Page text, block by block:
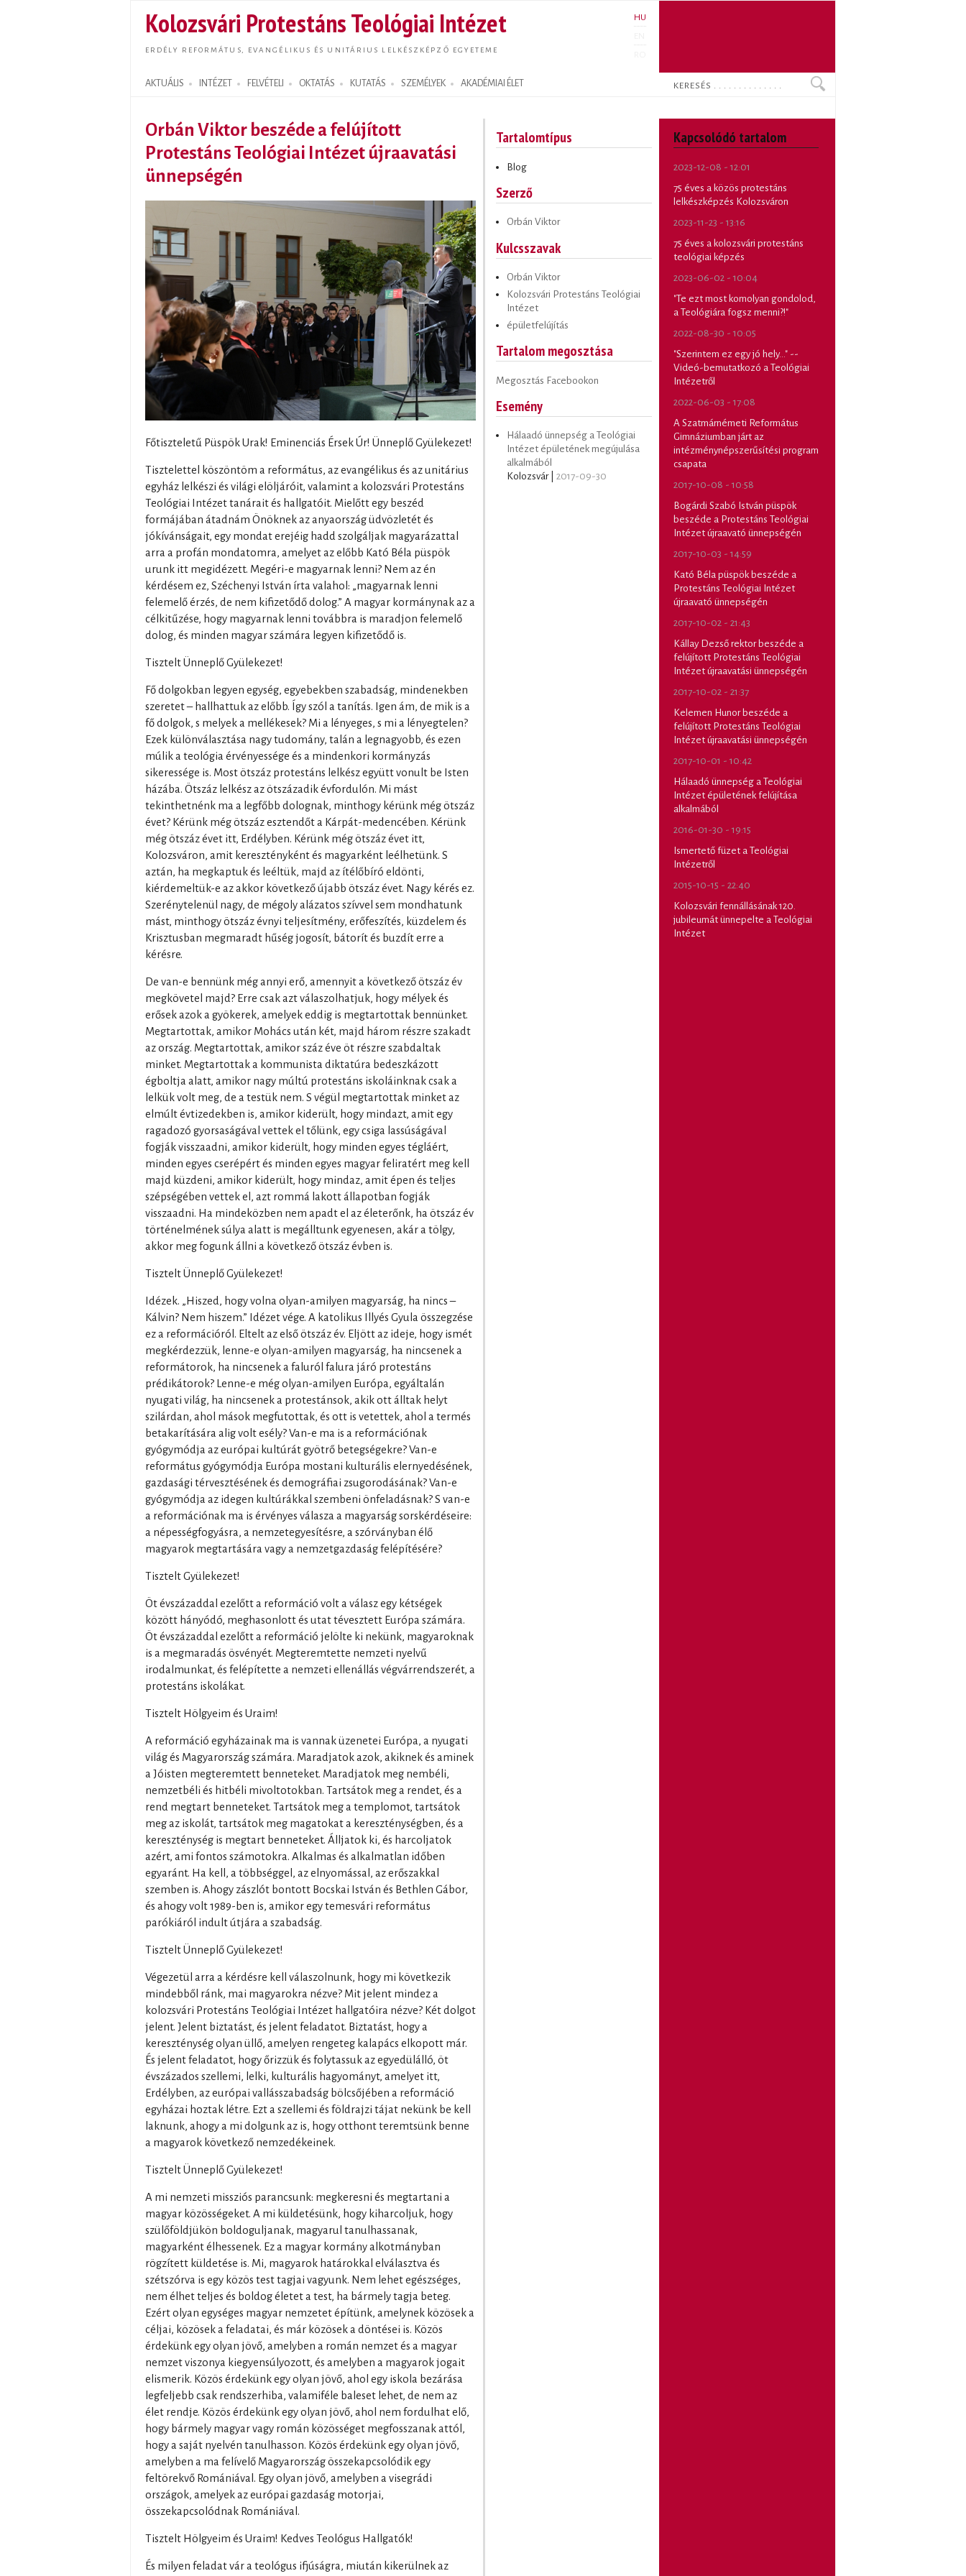
tartalomra
Kolozsvári Protestáns Teológiai Intézet
ERDÉLY REFORMÁTUS, EVANGÉLIKUS ÉS UNITÁRIUS LELKÉSZKÉPZŐ EGYETEME
HU
AKTUÁLIS INTÉZET FELVÉTELI OKTATÁS KUTATÁS SZEMÉLYEK AKADÉMIAI ÉLET
Search form
Keresés
Orbán Viktor beszéde a felújított
Protestáns Teológiai Intézet újraavatási
ünnepségén
Főtiszteletű Püspök Urak! Eminenciás Érsek Úr! Ünneplő Gyülekezet!
Tisztelettel köszöntöm a református, az evangélikus és az unitárius
egyház lelkészi és világi elöljáróit, valamint a kolozsvári Protestáns
Teológiai Intézet tanárait és hallgatóit. Mielőtt egy beszéd
formájában átadnám Önöknek az anyaország üdvözletét és
jókívánságait, egy mondat erejéig hadd szolgáljak magyarázattal
arra a profán mondatomra, amelyet az előbb Kató Béla püspök
urunk itt megidézett. Megéri-e magyarnak lenni? Nem az én
kérdésem ez, Széchenyi István írta valahol: „magyarnak lenni
felemelő érzés, de nem kifizetődő dolog.” A magyar kormánynak az a
célkitűzése, hogy magyarnak lenni továbbra is maradjon felemelő
dolog, és minden magyar számára legyen kifizetődő is.
Tisztelt Ünneplő Gyülekezet!
Fő dolgokban legyen egység, egyebekben szabadság, mindenekben
szeretet – hallhattuk az előbb. Így szól a tanítás. Igen ám, de mik is a
fő dolgok, s melyek a mellékesek? Mi a lényeges, s mi a lényegtelen?
Ezek különválasztása nagy tudomány, talán a legnagyobb, és ezen
múlik a teológia érvényessége és a mindenkori kormányzás
sikeressége is. Most ötszáz protestáns lelkész együtt vonult be Isten
házába. Ötszáz lelkész az ötszázadik évfordulón. Mi mást
tekinthetnénk ma a legfőbb dolognak, minthogy kérünk még ötszáz
évet? Kérünk még ötszáz esztendőt a Kárpát-medencében. Kérünk
még ötszáz évet itt, Erdélyben. Kérünk még ötszáz évet itt,
Kolozsváron, amit keresztényként és magyarként leélhetünk. S
aztán, ha megkaptuk és leéltük, majd az ítélőbíró eldönti,
kiérdemeltük-e az akkor következő újabb ötszáz évet. Nagy kérés ez.
Szerénytelenül nagy, de mégoly alázatos szívvel sem mondhatunk
mást, minthogy ötszáz évnyi teljesítmény, erőfeszítés, küzdelem és
Krisztusban megmaradt hűség jogosít, bátorít és buzdít erre a
kérésre.
De van-e bennünk még annyi erő, amennyit a következő ötszáz év
megkövetel majd? Erre csak azt válaszolhatjuk, hogy mélyek és
erősek azok a gyökerek, amelyek eddig is megtartottak bennünket.
Megtartottak, amikor Mohács után két, majd három részre szakadt
az ország. Megtartottak, amikor száz éve öt részre szabdaltak
minket. Megtartottak a kommunista diktatúra bedeszkázott
égboltja alatt, amikor nagy múltú protestáns iskoláinknak csak a
lelkük volt meg, de a testük nem. S végül megtartottak minket az
elmúlt évtizedekben is, amikor kiderült, hogy mindazt, amit egy
ragadozó gyorsaságával vettek el tőlünk, egy csiga lassúságával
fogják visszaadni, amikor kiderült, hogy minden egyes tégláért,
minden egyes cserépért és minden egyes magyar feliratért meg kell
majd küzdeni, amikor kiderült, hogy mindaz, amit épen és teljes
szépségében vettek el, azt rommá lakott állapotban fogják
visszaadni. Ha mindeközben nem apadt el az életerőnk, ha ötszáz év
történelmének súlya alatt is megálltunk egyenesen, akár a tölgy,
akkor meg fogunk állni a következő ötszáz évben is.
Tisztelt Ünneplő Gyülekezet!
Idézek. „Hiszed, hogy volna olyan-amilyen magyarság, ha nincs –
Kálvin? Nem hiszem.” Idézet vége. A katolikus Illyés Gyula összegzése
ez a reformációról. Eltelt az első ötszáz év. Eljött az ideje, hogy ismét
megkérdezzük, lenne-e olyan-amilyen magyarság, ha nincsenek a
reformátorok, ha nincsenek a faluról falura járó protestáns
prédikátorok? Lenne-e még olyan-amilyen Európa, egyáltalán
nyugati világ, ha nincsenek a protestánsok, akik ott álltak helyt
szilárdan, ahol mások megfutottak, és ott is vetettek, ahol a termés
betakarítására alig volt esély? Van-e ma is a reformációnak
gyógymódja az európai kultúrát gyötrő betegségekre? Van-e
református gyógymódja Európa mostani kulturális elernyedésének,
gazdasági térvesztésének és demográfiai zsugorodásának? Van-e
gyógymódja az idegen kultúrákkal szembeni önfeladásnak? S van-e
a reformációnak ma is érvényes válasza a magyarság sorskérdéseire:
a népességfogyásra, a nemzetegyesítésre, a szórványban élő
magyarok megtartására vagy a nemzetgazdaság felépítésére?
Tisztelt Gyülekezet!
Öt évszázaddal ezelőtt a reformáció volt a válasz egy kétségek
között hányódó, meghasonlott és utat tévesztett Európa számára.
Öt évszázaddal ezelőtt a reformáció jelölte ki nekünk, magyaroknak
is a megmaradás ösvényét. Megteremtette nemzeti nyelvű
irodalmunkat, és felépítette a nemzeti ellenállás végvárrendszerét, a
protestáns iskolákat.
Tisztelt Hölgyeim és Uraim!
A reformáció egyházainak ma is vannak üzenetei Európa, a nyugati
világ és Magyarország számára. Maradjatok azok, akiknek és aminek
a Jóisten megteremtett benneteket. Maradjatok meg nembéli,
nemzetbéli és hitbéli mivoltotokban. Tartsátok meg a rendet, és a
rend megtart benneteket. Tartsátok meg a templomot, tartsátok
meg az iskolát, tartsátok meg magatokat a kereszténységben, és a
kereszténység is megtart benneteket. Álljatok ki, és harcoljatok
azért, ami fontos számotokra. Alkalmas és alkalmatlan időben
egyaránt. Ha kell, a többséggel, az elnyomással, az erőszakkal
szemben is. Ahogy zászlót bontott Bocskai István és Bethlen Gábor,
és ahogy volt 1989-ben is, amikor egy temesvári református
parókiáról indult útjára a szabadság.
Tisztelt Ünneplő Gyülekezet!
Végezetül arra a kérdésre kell válaszolnunk, hogy mi következik
mindebből ránk, mai magyarokra nézve? Mit jelent mindez a
kolozsvári Protestáns Teológiai Intézet hallgatóira nézve? Két dolgot
jelent. Jelent biztatást, és jelent feladatot. Biztatást, hogy a
kereszténység olyan üllő, amelyen rengeteg kalapács elkopott már.
És jelent feladatot, hogy őrizzük és folytassuk az egyedülálló, öt
évszázados szellemi, lelki, kulturális hagyományt, amelyet itt,
Erdélyben, az európai vallásszabadság bölcsőjében a reformáció
egyházai hoztak létre. Ezt a szellemi és földrajzi tájat nekünk be kell
laknunk, ahogy a mi dolgunk az is, hogy otthont teremtsünk benne
a magyarok következő nemzedékeinek.
Tisztelt Ünneplő Gyülekezet!
A mi nemzeti missziós parancsunk: megkeresni és megtartani a
magyar közösségeket. A mi küldetésünk, hogy kiharcoljuk, hogy
szülőföldjükön boldoguljanak, magyarul tanulhassanak,
magyarként élhessenek. Ez a magyar kormány alkotmányban
rögzített küldetése is. Mi, magyarok határokkal elválasztva és
szétszórva is egy közös test tagjai vagyunk. Nem lehet egészséges,
nem élhet teljes és boldog életet a test, ha bármely tagja beteg.
Ezért olyan egységes magyar nemzetet építünk, amelynek közösek a
céljai, közösek a feladatai, és már közösek a döntései is. Közös
érdekünk egy olyan jövő, amelyben a román nemzet és a magyar
nemzet viszonya kiegyensúlyozott, és amelyben a magyarok jogait
elismerik. Közös érdekünk egy olyan jövő, ahol egy iskola bezárása
legfeljebb csak rendszerhiba, valamiféle baleset lehet, de nem az
élet rendje. Közös érdekünk egy olyan jövő, ahol nem fordulhat elő,
hogy bármely magyar vagy román közösséget megfosszanak attól,
hogy a saját nyelvén tanulhasson. Közös érdekünk egy olyan jövő,
amelyben a ma felívelő Magyarország összekapcsolódik egy
feltörekvő Romániával. Egy olyan jövő, amelyben a visegrádi
országok, amelyek az európai gazdaság motorjai,
összekapcsolódnak Romániával.
Tisztelt Hölgyeim és Uraim! Kedves Teológus Hallgatók!
És milyen feladat vár a teológus ifjúságra, miután kikerülnek az
Tartalomtípus
Blog
Szerző
Orbán Viktor
Kulcsszavak
Orbán Viktor
Kolozsvári Protestáns Teológiai
Intézet
épületfelújítás
Tartalom megosztása
Megosztás Facebookon
Esemény
Hálaadó ünnepség a Teológiai
Intézet épületének megújulása
alkalmából
Kolozsvár | 2017-09-30
Kapcsolódó tartalom
2023-12-08 - 12:01
75 éves a közös protestáns
lelkészképzés Kolozsváron
2023-11-23 - 13:16
75 éves a kolozsvári protestáns
teológiai képzés
2023-06-02 - 10:04
"Te ezt most komolyan gondolod,
a Teológiára fogsz menni?!"
2022-08-30 - 10:05
"Szerintem ez egy jó hely..." --
Videó-bemutatkozó a Teológiai
Intézetről
2022-06-03 - 17:08
A Szatmárnémeti Református
Gimnáziumban járt az
intézménynépszerűsítési program
csapata
2017-10-08 - 10:58
Bogárdi Szabó István püspök
beszéde a Protestáns Teológiai
Intézet újraavató ünnepségén
2017-10-03 - 14:59
Kató Béla püspök beszéde a
Protestáns Teológiai Intézet
újraavató ünnepségén
2017-10-02 - 21:43
Kállay Dezső rektor beszéde a
felújított Protestáns Teológiai
Intézet újraavatási ünnepségén
2017-10-02 - 21:37
Kelemen Hunor beszéde a
felújított Protestáns Teológiai
Intézet újraavatási ünnepségén
2017-10-01 - 10:42
Hálaadó ünnepség a Teológiai
Intézet épületének felújítása
alkalmából
2016-01-30 - 19:15
Ismertető füzet a Teológiai
Intézetről
2015-10-15 - 22:40
Kolozsvári fennállásának 120.
jubileumát ünnepelte a Teológiai
Intézet